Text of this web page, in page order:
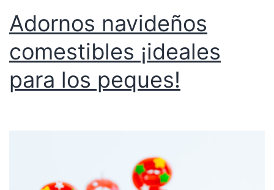
Adornos navideños
comestibles ¡ideales
para los peques!